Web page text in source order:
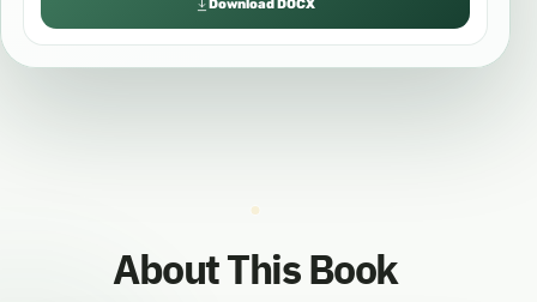
Download DOCX
About This Book